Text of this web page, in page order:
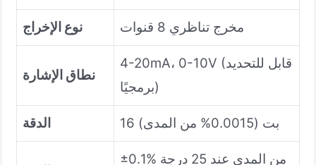
نوع الإخراج مخرج تناظري 8 قنوات
نطاق الإشارة
4-20mA، 0-10V (قابل للتحديد
برمجيًا)
الدقة 16 بت (0.0015% من المدى)
±0.1% من المدى عند 25 درجة